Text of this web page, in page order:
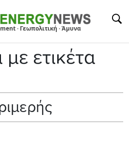
· Γεωπολιτική · Άμυνα
ετικέτα